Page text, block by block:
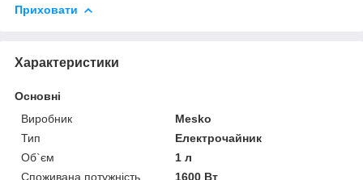
Приховати
Характеристики
Основні
Виробник
Mesko
Тип
Електрочайник
Об`єм
1 л
Споживана потужність
1600 Вт